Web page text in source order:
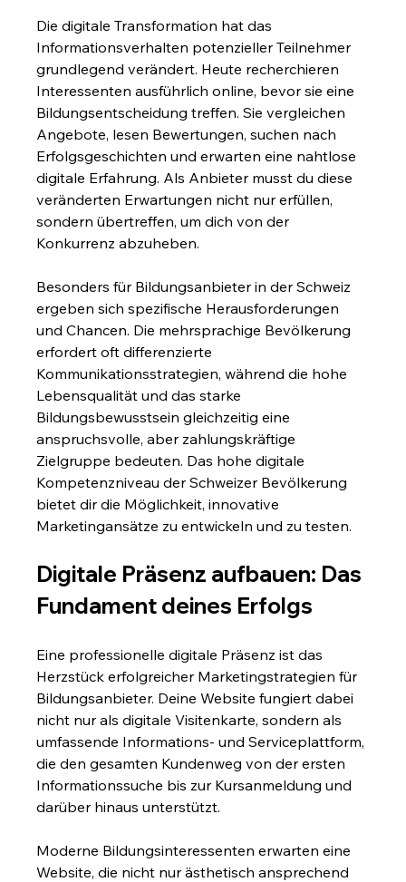
Die digitale Transformation hat das
Informationsverhalten potenzieller Teilnehmer
grundlegend verändert. Heute recherchieren
Interessenten ausführlich online, bevor sie eine
Bildungsentscheidung treffen. Sie vergleichen
Angebote, lesen Bewertungen, suchen nach
Erfolgsgeschichten und erwarten eine nahtlose
digitale Erfahrung. Als Anbieter musst du diese
veränderten Erwartungen nicht nur erfüllen,
sondern übertreffen, um dich von der
Konkurrenz abzuheben.
Besonders für Bildungsanbieter in der Schweiz
ergeben sich spezifische Herausforderungen
und Chancen. Die mehrsprachige Bevölkerung
erfordert oft differenzierte
Kommunikationsstrategien, während die hohe
Lebensqualität und das starke
Bildungsbewusstsein gleichzeitig eine
anspruchsvolle, aber zahlungskräftige
Zielgruppe bedeuten. Das hohe digitale
Kompetenzniveau der Schweizer Bevölkerung
bietet dir die Möglichkeit, innovative
Marketingansätze zu entwickeln und zu testen.
Digitale Präsenz aufbauen: Das
Fundament deines Erfolgs
Eine professionelle digitale Präsenz ist das
Herzstück erfolgreicher Marketingstrategien für
Bildungsanbieter. Deine Website fungiert dabei
nicht nur als digitale Visitenkarte, sondern als
umfassende Informations- und Serviceplattform,
die den gesamten Kundenweg von der ersten
Informationssuche bis zur Kursanmeldung und
darüber hinaus unterstützt.
Moderne Bildungsinteressenten erwarten eine
Website, die nicht nur ästhetisch ansprechend